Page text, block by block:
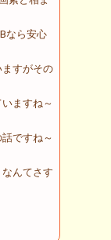
なら安心
すがその
ますね～
ですね～
んてさす